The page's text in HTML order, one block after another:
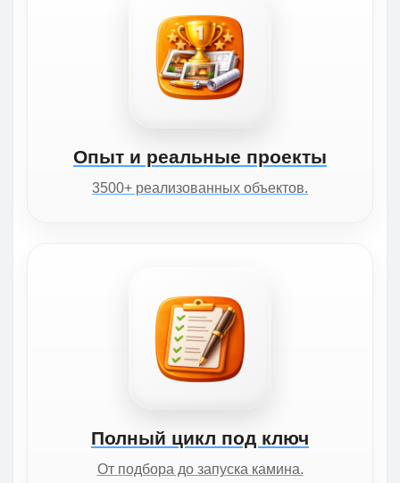
Опыт и реальные проекты
3500+ реализованных объектов.
Полный цикл под ключ
От подбора до запуска камина.